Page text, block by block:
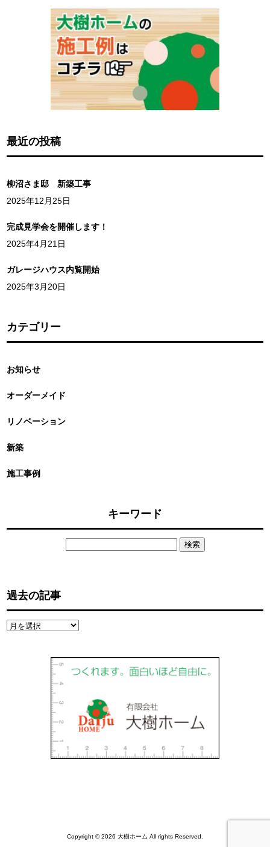
最近の投稿
柳沼さま邸 新築工事
2025年12月25日
完成見学会を開催します！
2025年4月21日
ガレージハウス内覧開始
2025年3月20日
カテゴリー
お知らせ
オーダーメイド
リノベーション
新築
施工事例
キーワード
過去の記事
過
Copyright © 2026 大樹ホーム All rights Reserved.